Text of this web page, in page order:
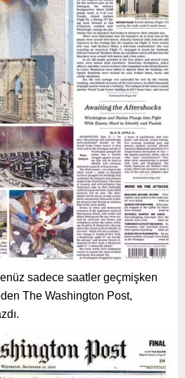
sadece saatler geçmişken
The Washington Post,